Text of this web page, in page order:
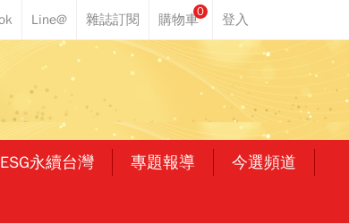
0
ESG永續台灣 專題報導 今選頻道